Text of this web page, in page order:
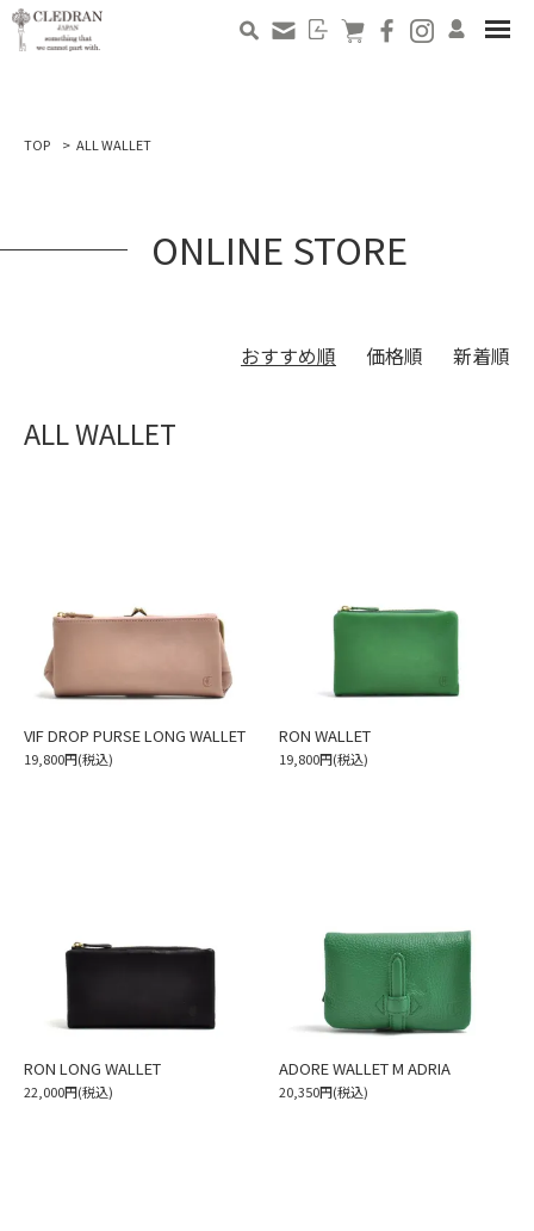
TOP ALL WALLET
ONLINE STORE
おすすめ順 価格順 新着順
ALL WALLET
VIF DROP PURSE LONG WALLET
19,800円(税込)
RON WALLET
19,800円(税込)
RON LONG WALLET
22,000円(税込)
ADORE WALLET M ADRIA
20,350円(税込)